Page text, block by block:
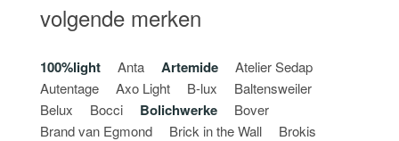
volgende merken
100%light Anta Artemide
Atelier Sedap
Autentage
Axo Light B-lux
Baltensweiler
Belux
Bocci Bolichwerke
Bover
Brand van Egmond
Brick in the Wall Brokis